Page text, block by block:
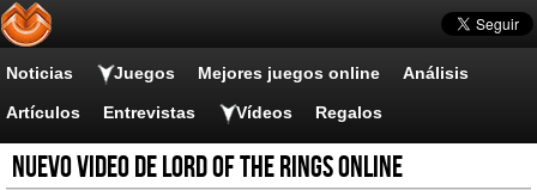
Noticias Juegos Mejores juegos online Análisis
Artículos Entrevistas Vídeos Regalos
Nuevo video de Lord of the Rings Online